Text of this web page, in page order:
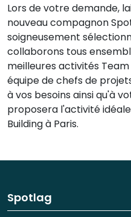
Lors de votre demande,
nouveau compagnon
soigneusement
collaborons tous
meilleures activités Team
équipe de chefs de
à vos besoins ainsi qu'à
proposera l'activité
Building à Paris.
Spotlag